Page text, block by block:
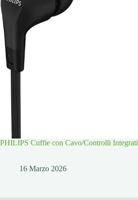
PHILIPS Cuffie con Cavo/Controlli Integrati
16 Marzo 2026